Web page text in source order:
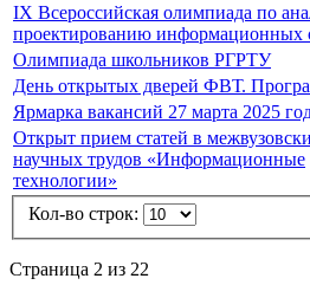
️IX Всероссийская олимпиада по
проектированию информационных
Олимпиада школьников РГРТУ
День открытых дверей ФВТ.
Ярмарка вакансий 27 марта 2025
Открыт прием статей в
научных трудов «Информационные
технологии»
Кол-во строк:
Страница 2 из 22